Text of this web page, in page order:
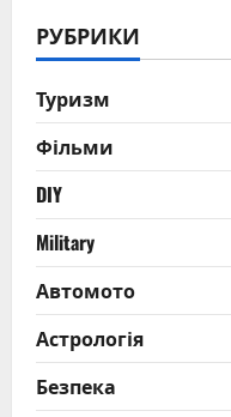
РУБРИКИ
Туризм
Фільми
DIY
Military
Автомото
Астрологія
Безпека